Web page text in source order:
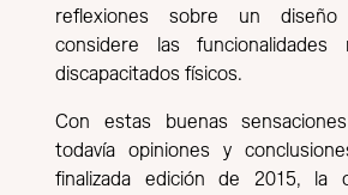
reflexiones sobre un
considere las funcionalidades
discapacitados físicos.
Con estas buenas
todavía opiniones y
finalizada edición de 2015, la